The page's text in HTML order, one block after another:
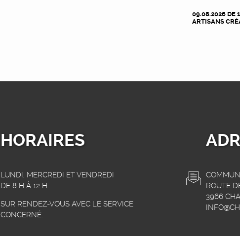
09.08.2026 DE
ARTISANS
HORAIRES
LUNDI, MERCREDI ET VENDREDI
DE 8 H À 12 H.
SUR RENDEZ-VOUS AVEC LE SERVICE
CONCERNÉ.
ROUTE
3966